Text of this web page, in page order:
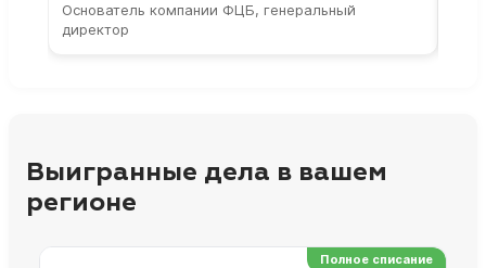
Основатель компании ФЦБ, генеральный
директор
Выигранные дела в вашем
регионе
Полное списание